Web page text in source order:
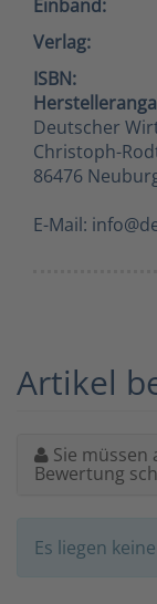
Einband:
Verlag:
ISBN:
Deutscher
Christoph-
86476
E-Mail:
Artikel
Sie müssen
Bewertung
Es liegen